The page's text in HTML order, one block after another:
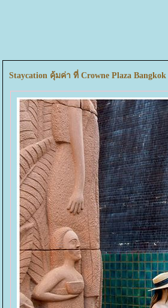
Staycation คุ้มค่า ที่ Crowne Plaza